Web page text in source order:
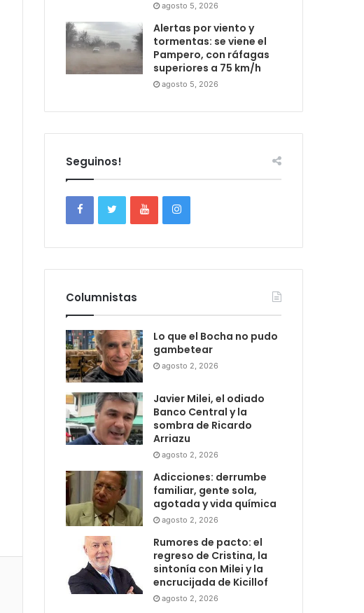
agosto 5, 2026
Alertas por viento y
tormentas: se viene el
Pampero, con ráfagas
superiores a 75 km/h
agosto 5, 2026
Seguinos!
Columnistas
Lo que el Bocha no pudo
gambetear
agosto 2, 2026
Javier Milei, el odiado
Banco Central y la
sombra de Ricardo
Arriazu
agosto 2, 2026
Adicciones: derrumbe
familiar, gente sola,
agotada y vida química
agosto 2, 2026
Rumores de pacto: el
regreso de Cristina, la
sintonía con Milei y la
encrucijada de Kicillof
agosto 2, 2026